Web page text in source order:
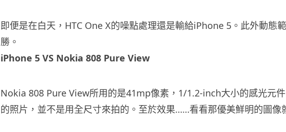
即便是在白天，HTC One X的噪點處理還是輸給iPhone 5。此外動態
勝。
iPhone 5 VS Nokia 808 Pure View
Nokia 808 Pure View所用的是41mp像素，1/1.2-inch大小的感光元件
的照片，並不是用全尺寸來拍的。至於效果……看看那優美鮮明的圖像